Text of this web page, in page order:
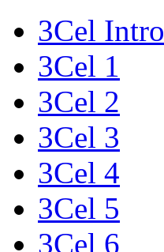
3Cel Intro
3Cel 1
3Cel 2
3Cel 3
3Cel 4
3Cel 5
3Cel 6